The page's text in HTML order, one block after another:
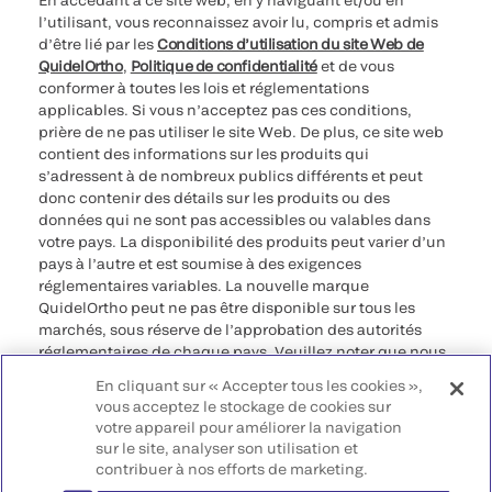
l’utilisant, vous reconnaissez avoir lu, compris et admis
d’être lié par lesConditions d’utilisation du site Web de
QuidelOrtho, Politique de confidentialitéet de vous
conformer à toutes les lois et réglementations
applicables. Si vous n’acceptez pas ces conditions,
prière de ne pas utiliser le site Web. De plus, ce site web
contient des informations sur les produits qui
s’adressent à de nombreux publics différents et peut
donc contenir des détails sur les produits ou des
données qui ne sont pas accessibles ou valables dans
votre pays. La disponibilité des produits peut varier d’un
pays à l’autre et est soumise à des exigences
réglementaires variables. La nouvelle marque
QuidelOrtho peut ne pas être disponible sur tous les
marchés, sous réserve de l’approbation des autorités
réglementaires de chaque pays. Veuillez noter que nous
informations qui risquent de ne pas être conformes à
toute procédure légale, réglementation, enregistrement
ou usage dans votre pays d’origine.
©2026 QuidelOrtho Corporation. Tous droits réservés.
En cliquant sur « Accepter tous les cookies »,
vous acceptez le stockage de cookies sur
votre appareil pour améliorer la navigation
sur le site, analyser son utilisation et
contribuer à nos efforts de marketing.